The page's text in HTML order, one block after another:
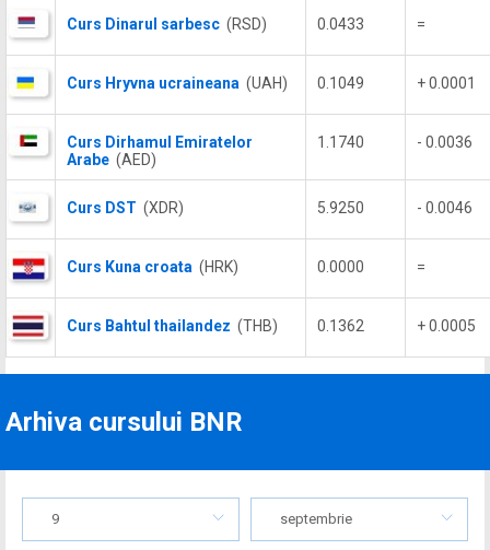
Curs Dinarul sarbesc (RSD) 0.0433 =
Curs Hryvna ucraineana (UAH) 0.1049 + 0.0001
Curs Dirhamul Emiratelor
Arabe (AED)
1.1740 - 0.0036
Curs DST (XDR) 5.9250 - 0.0046
Curs Kuna croata (HRK) 0.0000 =
Curs Bahtul thailandez (THB) 0.1362 + 0.0005
Arhiva cursului BNR
9 septembrie